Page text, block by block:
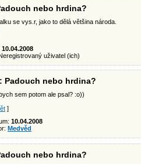
nebo hrdina?
se vys.r, jako to dělá většina národa.
10.04.2008
uživatel (ich)
Padouch nebo hrdina?
sem potom ale psal? :o))
]
10.04.2008
Medvěd
nebo hrdina?